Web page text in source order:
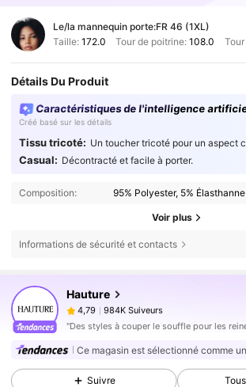
Le/la mannequin porte:FR 46 (1XL)
Taille: 172.0 Tour de poitrine:108.0
Détails Du Produit
Caractéristiques de l'intelligence
Créé basé sur les détails
Tissu tricoté: Un toucher tricoté pour un aspect
Casual: Décontracté et facile à porter.
Composition: 95% Polyester, 5% Élasthanne
Voir plus
Informations de sécurité et contacts
Hauture
4,79
984K Suiveurs
n***0est en train de naviguer
4,79
984K Suiveurs
4,79 984K Suiveurs
4,79 984K Suiveurs
"Des styles à couper le souffle pour les
Ce magasin est sélectionné comme un
Suivre